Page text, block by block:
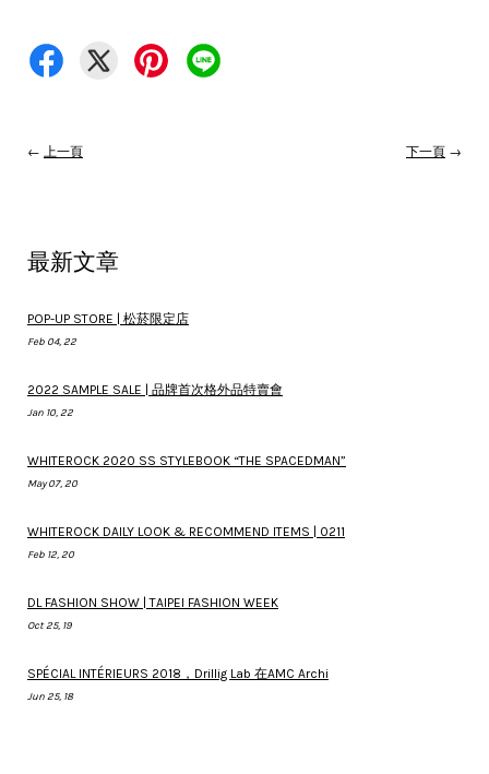
← 上一頁 下一頁 →
最新文章
POP-UP STORE | 松菸限定店
Feb 04, 22
2022 SAMPLE SALE | 品牌首次格外品特賣會
Jan 10, 22
WHITEROCK 2020 SS STYLEBOOK “THE SPACEDMAN”
May 07, 20
WHITEROCK DAILY LOOK & RECOMMEND ITEMS | 0211
Feb 12, 20
DL FASHION SHOW | TAIPEI FASHION WEEK
Oct 25, 19
SPÉCIAL INTÉRIEURS 2018，Drillig Lab 在AMC Archi
Jun 25, 18